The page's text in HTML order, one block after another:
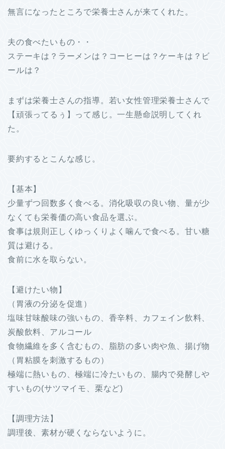
無言になったところで栄養士さんが来てくれた。
夫の食べたいもの・・
ステーキは？ラーメンは？コーヒーは？ケーキは？ビ
ールは？
まずは栄養士さんの指導。若い女性管理栄養士さんで
【頑張ってるぅ】って感じ。一生懸命説明してくれ
た。
要約するとこんな感じ。
【基本】
少量ずつ回数多く食べる。消化吸収の良い物、量が少
なくても栄養価の高い食品を選ぶ。
食事は規則正しくゆっくりよく噛んで食べる。甘い糖
質は避ける。
食前に水を取らない。
【避けたい物】
（胃液の分泌を促進）
塩味甘味酸味の強いもの、香辛料、カフェイン飲料、
炭酸飲料、アルコール
食物繊維を多く含むもの、脂肪の多い肉や魚、揚げ物
（胃粘膜を刺激するもの）
極端に熱いもの、極端に冷たいもの、腸内で発酵しや
すいもの(サツマイモ、栗など)
【調理方法】
調理後、素材が硬くならないように。